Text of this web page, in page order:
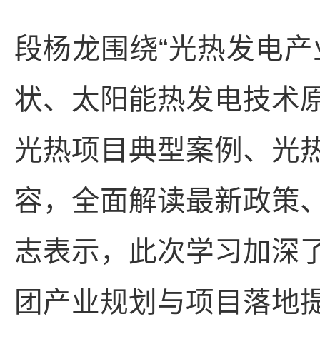
段杨龙围绕“光热发电
状、太阳能热发电技术
光热项目典型案例、光
容，全面解读最新政策
志表示，此次学习加深
团产业规划与项目落地